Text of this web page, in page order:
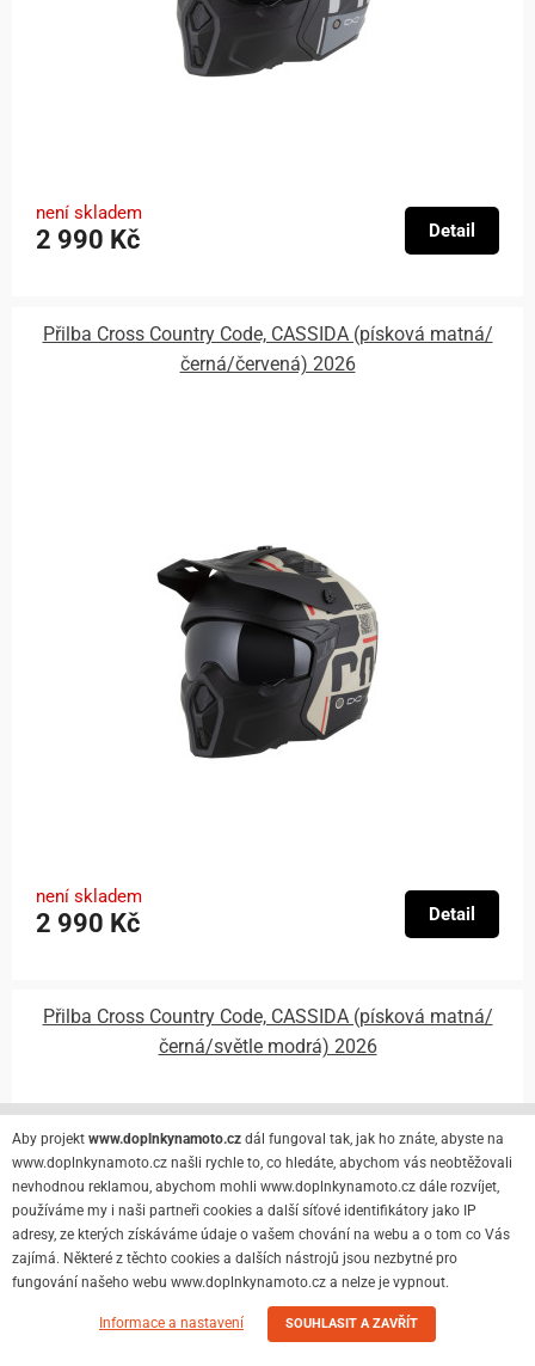
není skladem
2 990 Kč Detail
Přilba Cross Country Code, CASSIDA (písková matná/
černá/červená) 2026
není skladem
2 990 Kč Detail
Přilba Cross Country Code, CASSIDA (písková matná/
černá/světle modrá) 2026
Aby projekt www.doplnkynamoto.cz dál fungoval tak, jak ho znáte, abyste na
www.doplnkynamoto.cz našli rychle to, co hledáte, abychom vás neobtěžovali
nevhodnou reklamou, abychom mohli www.doplnkynamoto.cz dále rozvíjet,
používáme my i naši partneři cookies a další síťové identifikátory jako IP
adresy, ze kterých získáváme údaje o vašem chování na webu a o tom co Vás
zajímá. Některé z těchto cookies a dalších nástrojů jsou nezbytné pro
fungování našeho webu www.doplnkynamoto.cz a nelze je vypnout.
Informace a nastavení SOUHLASIT A ZAVŘÍT